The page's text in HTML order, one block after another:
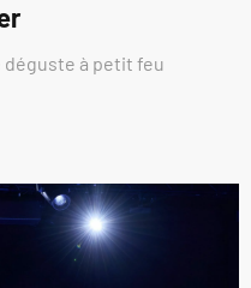
déguste à petit feu